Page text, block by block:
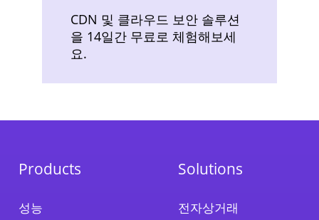
CDN 및 클라우드 보안 솔루션
을 14일간 무료로 체험해보세
요.
Products
성능
Solutions
전자상거래